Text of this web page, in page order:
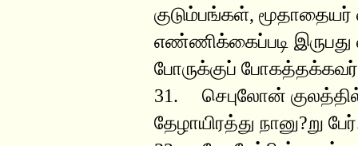
குடும்பங்கள்,
எண்ணிக்கைப்படி இருபது
போருக்குப்
31. செபுலோன்
தேழாயிரத்து நானு?று